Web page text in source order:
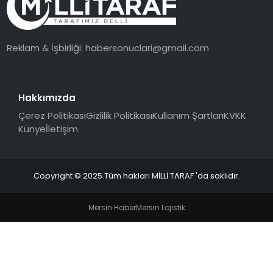
Reklam & İşbirliği:habersonuclari@gmail.com
Hakkımızda
Çerez PolitikasıGizlilik PolitikasıKullanım ŞartlarıKVKK
Künyeİletişim
Copyright © 2025 Tüm hakları MİLLİ TARAF 'da saklıdır.
Mersin HaberMersin Lojistik